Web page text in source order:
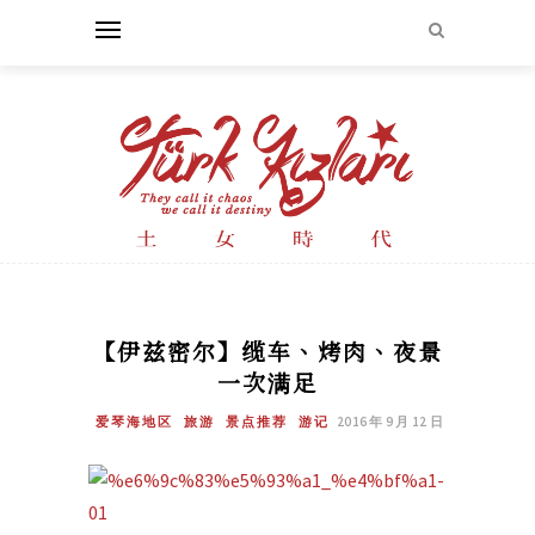
【伊兹密尔】缆车、烤肉、夜景
一次满足
爱琴海地区 旅游 景点推荐 游记 2016 年 9 月 12 日